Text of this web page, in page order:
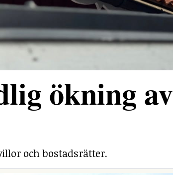
ökning av
och bostadsrätter.